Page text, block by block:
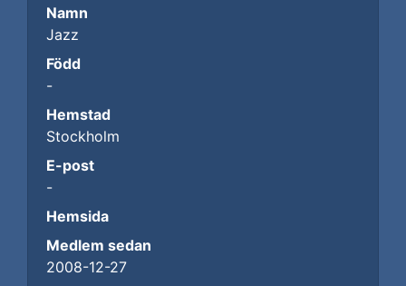
Namn
Jazz
Född
-
Hemstad
Stockholm
E-post
-
Hemsida
Medlem sedan
2008-12-27